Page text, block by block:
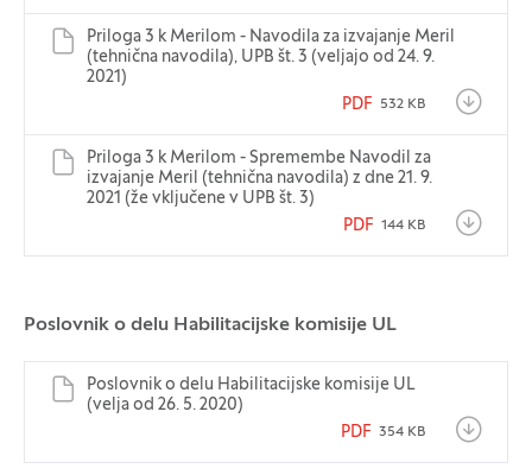
Priloga 3 k Merilom - Navodila za izvajanje Meril
(tehnična navodila), UPB št. 3 (veljajo od 24. 9.
2021)
PDF
532 KB
Priloga 3 k Merilom - Spremembe Navodil za
izvajanje Meril (tehnična navodila) z dne 21. 9.
2021 (že vključene v UPB št. 3)
PDF 144 KB
Poslovnik o delu Habilitacijske komisije UL
Poslovnik o delu Habilitacijske komisije UL
(velja od 26. 5. 2020)
PDF 354 KB